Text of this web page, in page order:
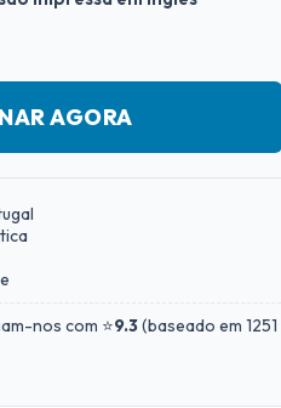
AGORA
nos com ⭐9.3(baseado em